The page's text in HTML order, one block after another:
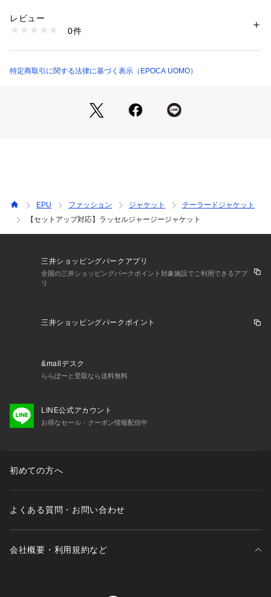
ャージ素材ながら美しいシルエットを実現。通気性が良く、杢
糸による落ち着いた色味が特徴の快適な春夏素材です。
ストレッチ性と構築的な表情を両立した上品なジャケット。軽
【コーディネート】
※この商品はサンプルでの撮影を行っています。実際の商品と
イメージ、サイズ、品質表示、原産国等が異なる場合がござい
素材：ポリエステル100%
商品番号：
M1E32713-- （ショップ）
レビュー
0件
特定商取引に関する法律に基づく表示（EPOCA UOMO）
EPU ファッション ジャケット
テーラードジャケット
【セットアップ対応】ラッセルジャージージャケット
三井ショッピングパークアプリ
全国の三井ショッピングパークポイント対象施設でご利用できるアプ
リ
三井ショッピングパークポイント
&mallデスク
ららぽーと受取なら送料無料
LINE公式アカウント
お得なセール・クーポン情報配信中
初めての方へ
よくある質問・お問い合わせ
会社概要・利用規約など